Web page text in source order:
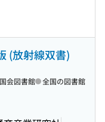
(放射線双書)
会図書館 全国の図書館